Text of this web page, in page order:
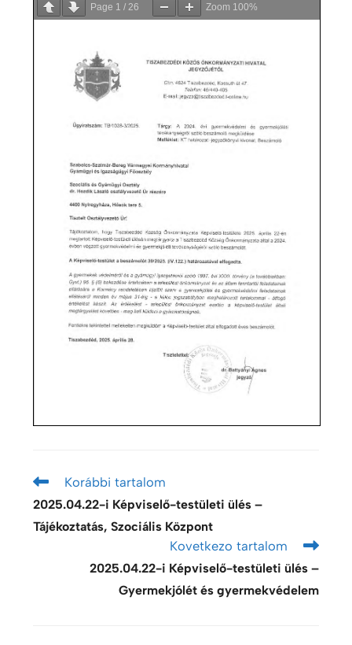
Page 1 / 26 Zoom 100%
Korábbi tartalom
2025.04.22-i Képviselő-testületi ülés –
Tájékoztatás, Szociális Központ
Kovetkezo tartalom
2025.04.22-i Képviselő-testületi ülés –
Gyermekjólét és gyermekvédelem